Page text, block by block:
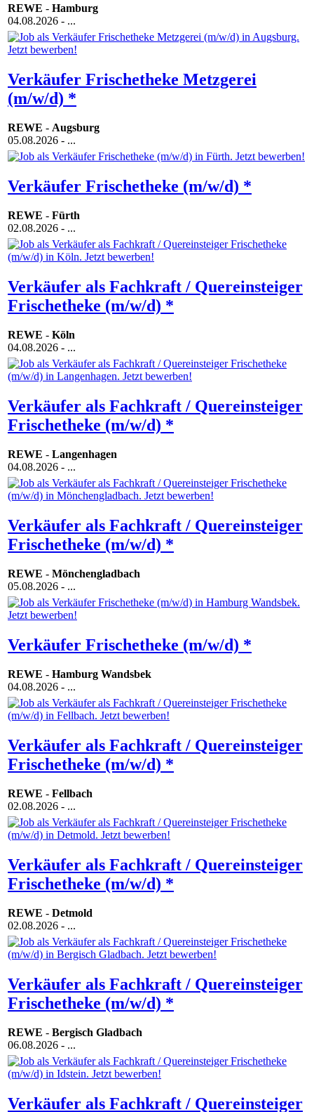
REWE - Hamburg
04.08.2026 - ...
Verkäufer Frischetheke Metzgerei
(m/w/d) *
REWE - Augsburg
05.08.2026 - ...
Verkäufer Frischetheke (m/w/d) *
REWE - Fürth
02.08.2026 - ...
Verkäufer als Fachkraft / Quereinsteiger
Frischetheke (m/w/d) *
REWE - Köln
04.08.2026 - ...
Verkäufer als Fachkraft / Quereinsteiger
Frischetheke (m/w/d) *
REWE - Langenhagen
04.08.2026 - ...
Verkäufer als Fachkraft / Quereinsteiger
Frischetheke (m/w/d) *
REWE - Mönchengladbach
05.08.2026 - ...
Verkäufer Frischetheke (m/w/d) *
REWE - Hamburg Wandsbek
04.08.2026 - ...
Verkäufer als Fachkraft / Quereinsteiger
Frischetheke (m/w/d) *
REWE - Fellbach
02.08.2026 - ...
Verkäufer als Fachkraft / Quereinsteiger
Frischetheke (m/w/d) *
REWE - Detmold
02.08.2026 - ...
Verkäufer als Fachkraft / Quereinsteiger
Frischetheke (m/w/d) *
REWE - Bergisch Gladbach
06.08.2026 - ...
Verkäufer als Fachkraft / Quereinsteiger